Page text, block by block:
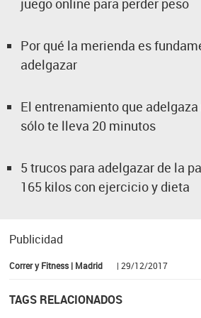
juego online para perder peso
Por qué la merienda es
adelgazar
El entrenamiento que
sólo te lleva 20 minutos
5 trucos para adelgazar de la
165 kilos con ejercicio y dieta
Publicidad
Correr y Fitness | Madrid | 29/12/2017
TAGS RELACIONADOS